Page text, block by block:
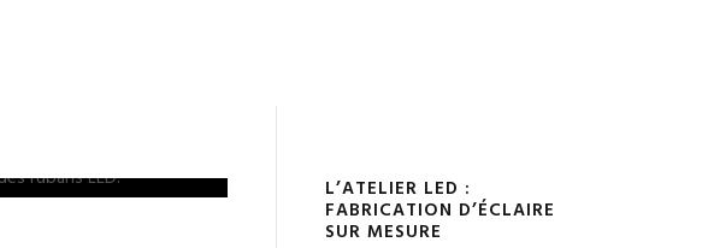
L’ATELIER LED :
FABRICATION D’ÉCLAIRE
SUR MESURE